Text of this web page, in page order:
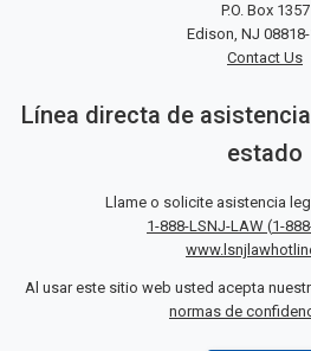
P.O. Box 1357
Edison, NJ
Contact Us
Línea directa de
estado
Llame o solicite asistencia
1-888-LSNJ-LAW (1-
Al usar este sitio web usted acepta
normas de